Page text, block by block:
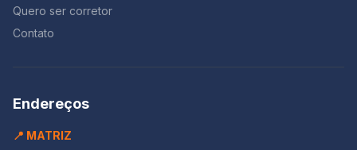
Quero ser corretor
Contato
Endereços
📍 MATRIZ